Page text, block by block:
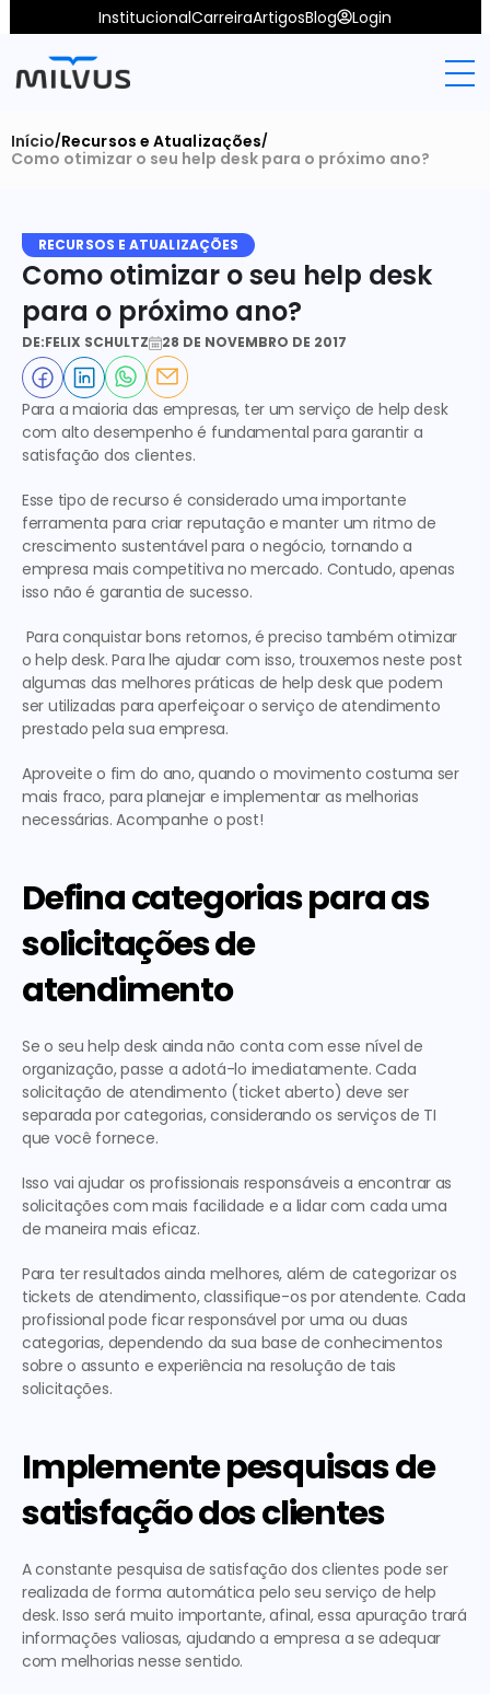
InstitucionalCarreiraArtigosBlog Login
Início/Recursos e Atualizações/
Como otimizar o seu help desk para o próximo ano?
RECURSOS E ATUALIZAÇÕES
Como otimizar o seu help desk
para o próximo ano?
DE:FELIX SCHULTZ 28 DE NOVEMBRO DE 2017
Para a maioria das empresas, ter um serviço de help desk
com alto desempenho é fundamental para garantir a
satisfação dos clientes.
Esse tipo de recurso é considerado uma importante
ferramenta para criar reputação e manter um ritmo de
crescimento sustentável para o negócio, tornando a
empresa mais competitiva no mercado. Contudo, apenas
isso não é garantia de sucesso.
Para conquistar bons retornos, é preciso também otimizar
o help desk. Para lhe ajudar com isso, trouxemos neste post
algumas das melhores práticas de help desk que podem
ser utilizadas para aperfeiçoar o serviço de atendimento
prestado pela sua empresa.
Aproveite o fim do ano, quando o movimento costuma ser
mais fraco, para planejar e implementar as melhorias
necessárias. Acompanhe o post!
Defina categorias para as
solicitações de
atendimento
Se o seu help desk ainda não conta com esse nível de
organização, passe a adotá-lo imediatamente. Cada
solicitação de atendimento (ticket aberto) deve ser
separada por categorias, considerando os serviços de TI
que você fornece.
Isso vai ajudar os profissionais responsáveis a encontrar as
solicitações com mais facilidade e a lidar com cada uma
de maneira mais eficaz.
Para ter resultados ainda melhores, além de categorizar os
tickets de atendimento, classifique-os por atendente. Cada
profissional pode ficar responsável por uma ou duas
categorias, dependendo da sua base de conhecimentos
sobre o assunto e experiência na resolução de tais
solicitações.
Implemente pesquisas de
satisfação dos clientes
A constante pesquisa de satisfação dos clientes pode ser
realizada de forma automática pelo seu serviço de help
desk. Isso será muito importante, afinal, essa apuração trará
informações valiosas, ajudando a empresa a se adequar
com melhorias nesse sentido.